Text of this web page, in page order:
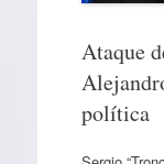
Ataque
política